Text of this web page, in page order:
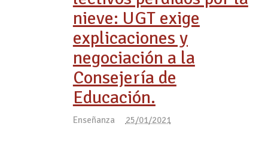
nieve: UGT exige
explicaciones y
negociación a la
Consejería de
Educación.
Enseñanza 25/01/2021